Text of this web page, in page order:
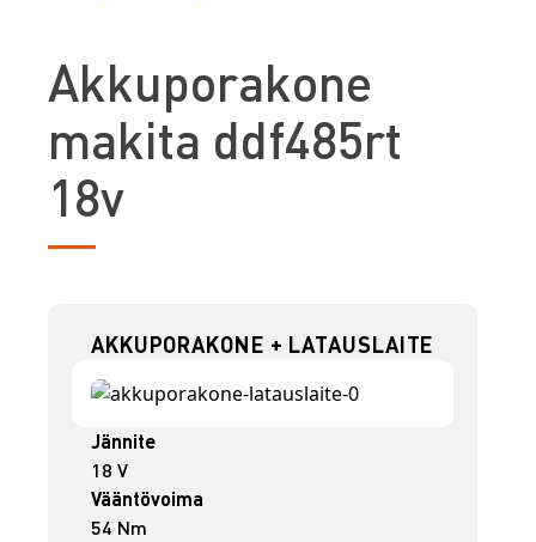
Akkuporakone
makita ddf485rt
18v
AKKUPORAKONE + LATAUSLAITE
Jännite
18 V
Vääntövoima
54 Nm